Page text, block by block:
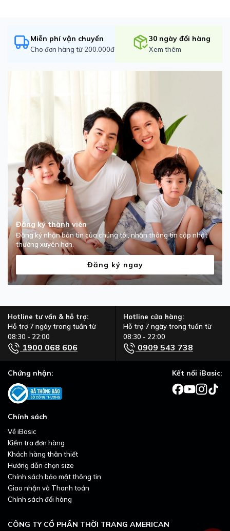
Miễn phí vận chuyển
Cho đơn hàng từ 200.000đ
30 ngày đổi hàng
Xem thêm
Đăng ký thành viên
Đăng ký nhận bản tin của chúng tôi, nhận thông tin cập nhật
thường xuyên hơn.
Đăng ký ngay
Hotline tư vấn & hỗ trợ:
Hỗ trợ 7 ngày trong tuần từ
08:30 - 22:00
1900 068 606
Hotline cửa hàng:
Hỗ trợ 7 ngày trong tuần từ
08:30 - 22:00
0909 543 738
CÔNG TY CỔ PHẦN THỜI TRANG AMERICAN
Chính sách
Về iBasic
Kiểm tra đơn hàng
Khách hàng thân thiết
Hướng dẫn chọn size
Chính sách bảo mật thông tin
Giao nhận và Thanh toán
Chính sách đổi hàng
Chứng nhận: Kết nối iBasic: